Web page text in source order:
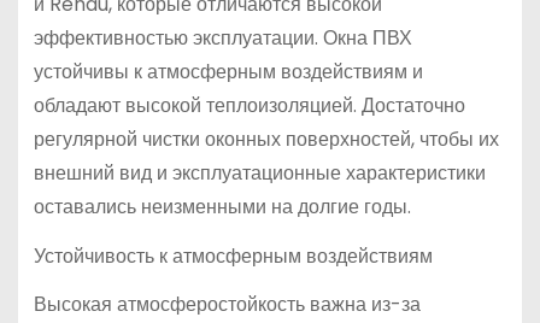
эффективностью эксплуатации. Окна ПВХ
устойчивы к атмосферным воздействиям и
обладают высокой теплоизоляцией. Достаточно
регулярной чистки оконных поверхностей, чтобы их
внешний вид и эксплуатационные характеристики
оставались неизменными на долгие годы.
Устойчивость к атмосферным воздействиям
Высокая атмосферостойкость важна из-за